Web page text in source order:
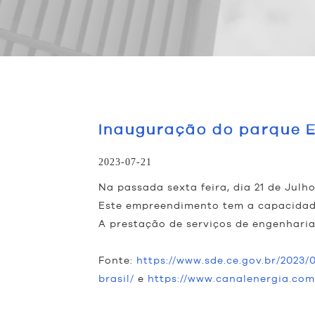
Inauguração do parque
2023-07-21
Na passada sexta feira, dia 21 de
Este empreendimento tem a
A prestação de serviços de
Fonte: https://www.sde.ce.gov.br/
brasil/ e https://